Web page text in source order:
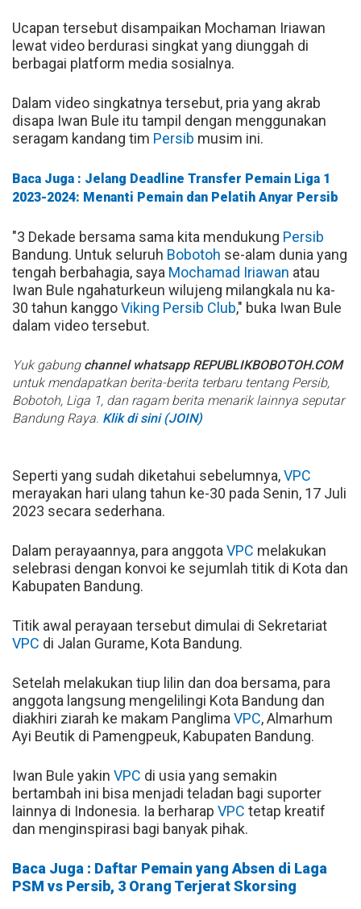
Ucapan tersebut disampaikan Mochaman Iriawan
lewat video berdurasi singkat yang diunggah di
berbagai platform media sosialnya.
Dalam video singkatnya tersebut, pria yang akrab
disapa Iwan Bule itu tampil dengan menggunakan
seragam kandang tim Persib musim ini.
Baca Juga : Jelang Deadline Transfer Pemain Liga 1
2023-2024: Menanti Pemain dan Pelatih Anyar Persib
"3 Dekade bersama sama kita mendukung Persib
Bandung. Untuk seluruh Bobotoh se-alam dunia yang
tengah berbahagia, saya Mochamad Iriawan atau
Iwan Bule ngahaturkeun wilujeng milangkala nu ka-
30 tahun kanggoViking Persib Club," buka Iwan Bule
dalam video tersebut.
Yuk gabung channel whatsapp REPUBLIKBOBOTOH.COM
untuk mendapatkan berita-berita terbaru tentang Persib,
Bobotoh, Liga 1, dan ragam berita menarik lainnya seputar
Bandung Raya. Klik di sini (JOIN)
Seperti yang sudah diketahui sebelumnya,VPC
merayakan hari ulang tahun ke-30 pada Senin, 17 Juli
2023 secara sederhana.
Dalam perayaannya, para anggotaVPC melakukan
selebrasi dengan konvoi ke sejumlah titik di Kota dan
Kabupaten Bandung.
Titik awal perayaan tersebut dimulai di Sekretariat
VPC di Jalan Gurame, Kota Bandung.
Setelah melakukan tiup lilin dan doa bersama, para
anggota langsung mengelilingi Kota Bandung dan
diakhiri ziarah ke makam PanglimaVPC, Almarhum
Ayi Beutik di Pamengpeuk, Kabupaten Bandung.
Iwan Bule yakin VPC di usia yang semakin
bertambah ini bisa menjadi teladan bagi suporter
lainnya di Indonesia. Ia berharap VPC tetap kreatif
dan menginspirasi bagi banyak pihak.
Baca Juga : Daftar Pemain yang Absen di Laga
PSM vs Persib, 3 Orang Terjerat Skorsing